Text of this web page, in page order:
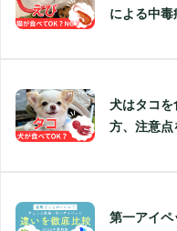
による中
犬はタコを
方、注意点
第一アイペ